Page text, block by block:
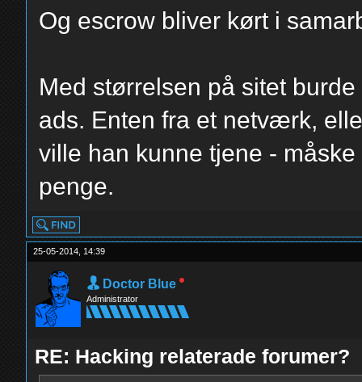
Og escrow bliver kørt i
Med størrelsen på sitet
ads. Enten fra et netværk,
ville han kunne tjene -
penge.
25-05-2014, 14:39
Doctor Blue
Administrator
RE: Hacking relaterade forumer?